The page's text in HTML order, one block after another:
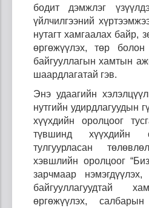
бодит дэмжлэг
үйлчилгээний
нутагт хамгаалах байр,
өргөжүүлэх, төр
байгууллагын хамтын
шаардлагатай гэв.
Энэ удаагийн
нутгийн удирдлагуудын
хүүхдийн оролцоог
түвшинд хүүхдийн
тулгуурласан
хэвшлийн оролцоог
зарчмаар
байгууллагуудтай
өргөжүүлэх, салбарын